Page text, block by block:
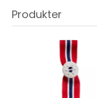
Produkter